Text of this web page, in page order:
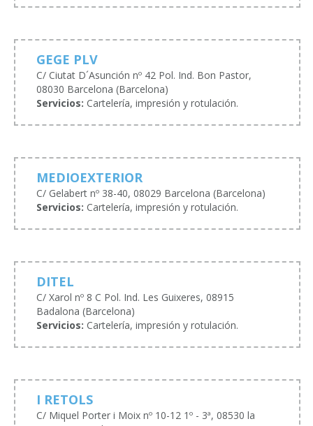
GEGE PLV
C/ Ciutat D´Asunción nº 42 Pol. Ind. Bon Pastor,
08030 Barcelona (Barcelona)
Servicios: Cartelería, impresión y rotulación.
MEDIOEXTERIOR
C/ Gelabert nº 38-40, 08029 Barcelona (Barcelona)
Servicios: Cartelería, impresión y rotulación.
DITEL
C/ Xarol nº 8 C Pol. Ind. Les Guixeres, 08915
Badalona (Barcelona)
Servicios: Cartelería, impresión y rotulación.
I RETOLS
C/ Miquel Porter i Moix nº 10-12 1º - 3ª, 08530 la